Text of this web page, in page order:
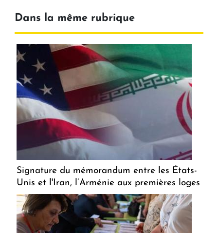
Dans la même rubrique
Signature du mémorandum entre les États-
Unis et l'Iran, l’Arménie aux premières loges